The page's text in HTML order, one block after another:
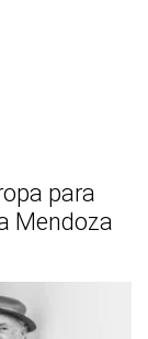
para
Mendoza